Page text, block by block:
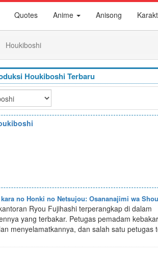
Quotes Anime Anisong
Houkiboshi
Houkiboshi Terbaru
no Honki no Netsujou: Osananajimi wa
Ryou Fujihashi terperangkap di dalam
yang terbakar. Petugas pemadam
menyelamatkannya, dan salah satu petugas